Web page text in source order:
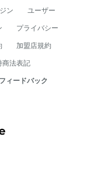
ン
ユーザー
プライバシー
加盟店規約
商法表記
フィードバック